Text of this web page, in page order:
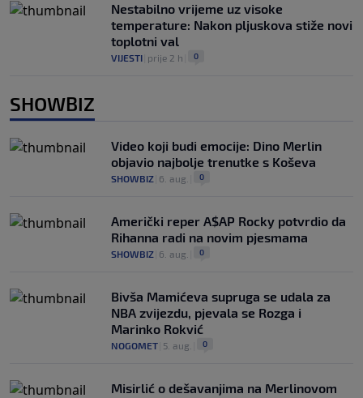
Nestabilno vrijeme uz visoke
temperature: Nakon pljuskova stiže novi
toplotni val
VIJESTI prije 2 h 0
SHOWBIZ
Video koji budi emocije: Dino Merlin
objavio najbolje trenutke s Koševa
SHOWBIZ 6. aug. 0
Američki reper A$AP Rocky potvrdio da
Rihanna radi na novim pjesmama
SHOWBIZ 6. aug. 0
Bivša Mamićeva supruga se udala za
NBA zvijezdu, pjevala se Rozga i
Marinko Rokvić
NOGOMET 5. aug. 0
Misirlić o dešavanjima na Merlinovom